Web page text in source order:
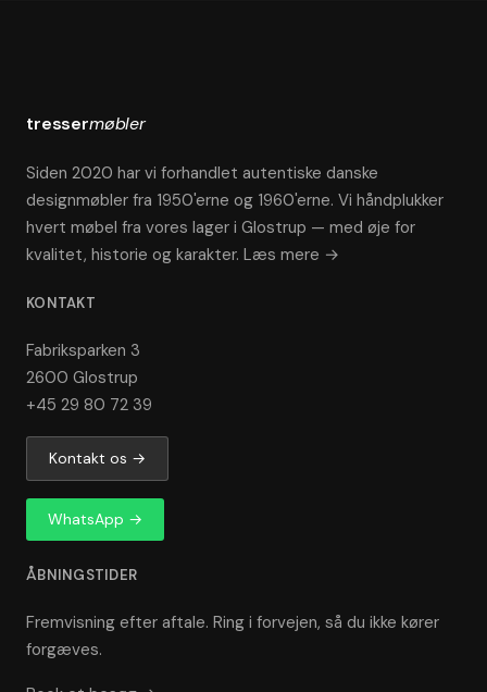
tressermøbler
Siden 2020 har vi forhandlet autentiske danske
designmøbler fra 1950'erne og 1960'erne. Vi håndplukker
hvert møbel fra vores lager i Glostrup — med øje for
kvalitet, historie og karakter. Læs mere →
KONTAKT
Fabriksparken 3
2600 Glostrup
+45 29 80 72 39
Kontakt os →
WhatsApp →
ÅBNINGSTIDER
Fremvisning efter aftale. Ring i forvejen, så du ikke kører
forgæves.